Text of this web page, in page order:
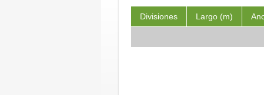
Divisiones Largo (m)